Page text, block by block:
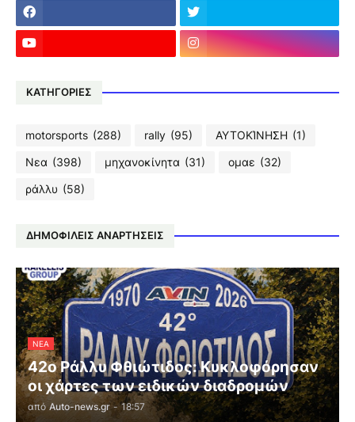
ΚΑΤΗΓΟΡΙΕΣ
motorsports (288) rally (95) ΑΥΤΟΚΊΝΗΣΗ (1)
Νεα (398) μηχανοκίνητα (31) ομαε (32)
ράλλυ (58)
ΔΗΜΟΦΙΛΕΙΣ ΑΝΑΡΤΗΣΕΙΣ
ΝΕΑ
42ο Ράλλυ Φθιώτιδος: Κυκλοφόρησαν
οι χάρτες των ειδικών διαδρομών
από Auto-news.gr - 18:57